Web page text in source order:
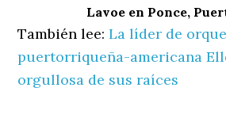
Lavoe en Ponce,
También lee:La líder de
puertorriqueña-americana
orgullosa de sus raíces